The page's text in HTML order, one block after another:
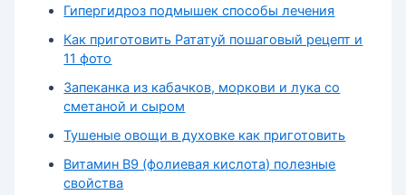
Гипергидроз подмышек способы лечения
Как приготовить Рататуй пошаговый рецепт и
11 фото
Запеканка из кабачков, моркови и лука со
сметаной и сыром
Тушеные овощи в духовке как приготовить
Витамин В9 (фолиевая кислота) полезные
свойства